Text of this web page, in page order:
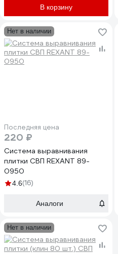
В корзину
Нет в наличии
Последняя цена
220 ₽
Система выравнивания
плитки СВП REXANT 89-
0950
4.6(16)
Аналоги
Нет в наличии